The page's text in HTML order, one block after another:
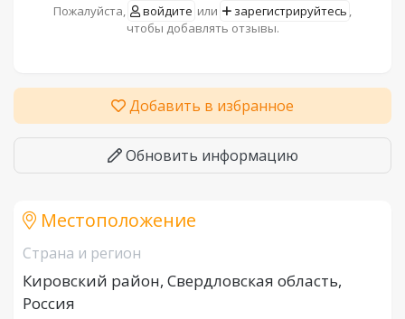
Пожалуйста, войдите или зарегистрируйтесь ,
чтобы добавлять отзывы.
Добавить в избранное
Обновить информацию
Местоположение
Страна и регион
Кировский район, Свердловская область,
Россия